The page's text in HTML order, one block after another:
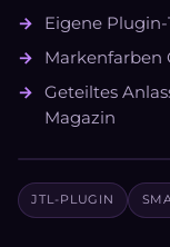
Eigene
Markenfarben
Geteiltes
Magazin
JTL-PLUGIN